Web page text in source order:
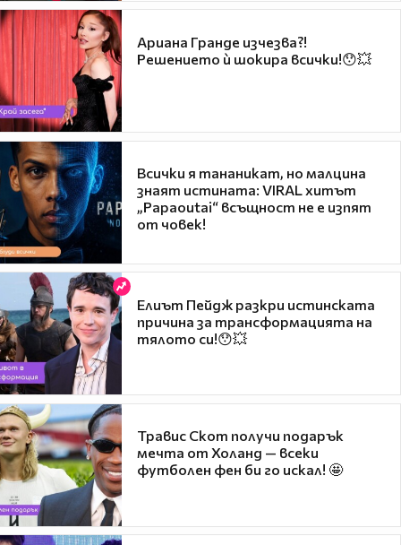
Ариана Гранде изчезва?!
Решението ѝ шокира всички!😯💥
Всички я тананикат, но малцина
знаят истината: VIRAL хитът
„Papaoutai“ всъщност не е изпят
от човек!
Елиът Пейдж разкри истинската
причина за трансформацията на
тялото си!😯💥
Травис Скот получи подарък
мечта от Холанд — всеки
футболен фен би го искал! 🤩